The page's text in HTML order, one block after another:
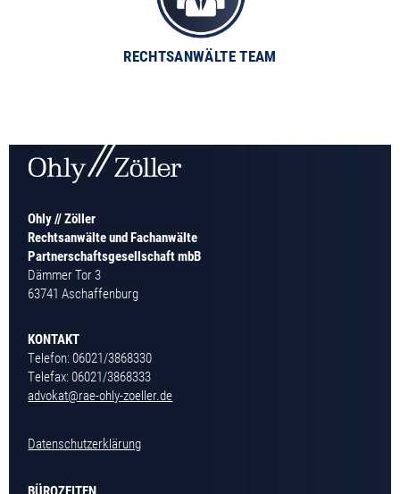
RECHTSANWÄLTE TEAM
Ohly // Zöller
Rechtsanwälte und Fachanwälte
Partnerschaftsgesellschaft mbB
Dämmer Tor 3
63741 Aschaffenburg
KONTAKT
Telefon: 06021/3868330
Telefax: 06021/3868333
advokat@rae-ohly-zoeller.de
Datenschutzerklärung
BÜROZEITEN